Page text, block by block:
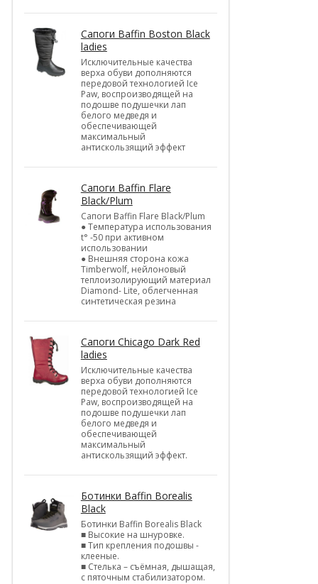
Cапоги Baffin Boston Black
ladies
Исключительные качества
верха обуви дополняются
передовой технологией Ice
Paw, воспроизводящей на
подошве подушечки лап
белого медведя и
обеспечивающей
максимальный
антискользящий эффект
Cапоги Baffin Flare
Black/Plum
Cапоги Baffin Flare Black/Plum
● Температура использования
t° -50 при активном
использовании
● Внешняя сторона кожа
Timberwolf, нейлоновый
теплоизолирующий материал
Diamond- Lite, облегченная
синтетическая резина
Cапоги Chicago Dark Red
ladies
Исключительные качества
верха обуви дополняются
передовой технологией Ice
Paw, воспроизводящей на
подошве подушечки лап
белого медведя и
обеспечивающей
максимальный
антискользящий эффект.
Ботинки Baffin Borealis
Black
Ботинки Baffin Borealis Black
■ Высокие на шнуровке.
■ Тип крепления подошвы -
клееные.
■ Стелька – съёмная, дышащая,
с пяточным стабилизатором.